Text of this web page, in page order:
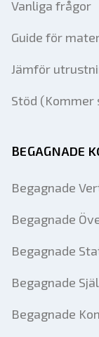
Vanliga frågor
Guide för
Jämför
Stöd (Kommer
BEGAGNADE
Begagnade
Begagnade
Begagnade
Begagnade
Begagnade